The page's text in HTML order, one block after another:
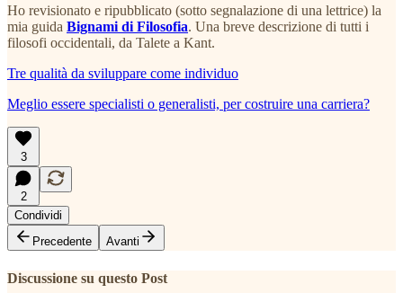
Ho revisionato e ripubblicato (sotto segnalazione di una lettrice) la
mia guida Bignami di Filosofia. Una breve descrizione di tutti i
filosofi occidentali, da Talete a Kant.
Tre qualità da sviluppare come individuo
Meglio essere specialisti o generalisti, per costruire una carriera?
3
2
Condividi
Precedente
Avanti
Discussione su questo Post